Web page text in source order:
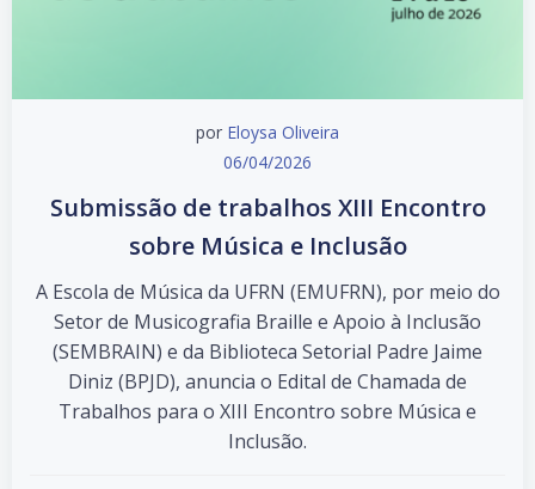
por Eloysa Oliveira
06/04/2026
Submissão de trabalhos XIII Encontro
sobre Música e Inclusão
A Escola de Música da UFRN (EMUFRN), por meio do
Setor de Musicografia Braille e Apoio à Inclusão
(SEMBRAIN) e da Biblioteca Setorial Padre Jaime
Diniz (BPJD), anuncia o Edital de Chamada de
Trabalhos para o XIII Encontro sobre Música e
Inclusão.